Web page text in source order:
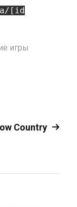
[id
игры
Country